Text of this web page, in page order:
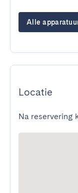
Alle
Locatie
Na reservering